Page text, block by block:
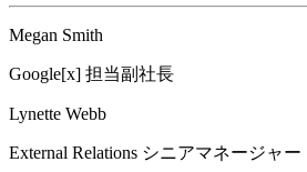
Megan Smith
Google[x] 担当副社長
Lynette Webb
External Relations シニアマネージャー